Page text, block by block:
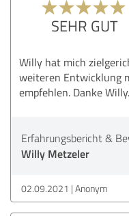
SEHR GUT
Willy hat mich
weiteren Entwicklung
empfehlen. Danke Willy.
Erfahrungsbericht &
Willy Metzeler
02.09.2021 Anonym